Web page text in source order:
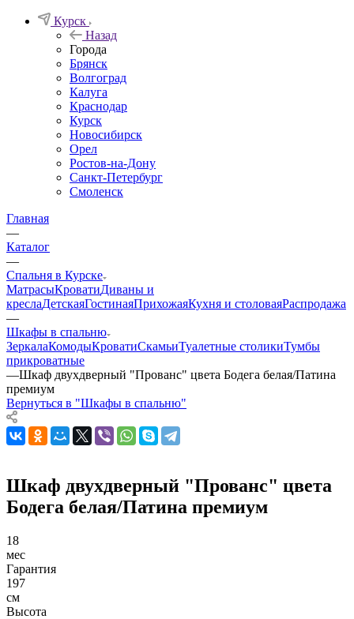
Курск
Назад
Города
Брянск
Волгоград
Калуга
Краснодар
Курск
Новосибирск
Орел
Ростов-на-Дону
Санкт-Петербург
Смоленск
Главная
—
Каталог
—
Спальня в Курске
МатрасыКроватиДиваны и
креслаДетскаяГостинаяПрихожаяКухня и столоваяРаспродажа
—
Шкафы в спальню
ЗеркалаКомодыКроватиСкамьиТуалетные столикиТумбы
прикроватные
—Шкаф двухдверный "Прованс" цвета Бодега белая/Патина
премиум
Вернуться в "Шкафы в спальню"
Шкаф двухдверный "Прованс" цвета
Бодега белая/Патина премиум
18
мес
Гарантия
197
см
Высота